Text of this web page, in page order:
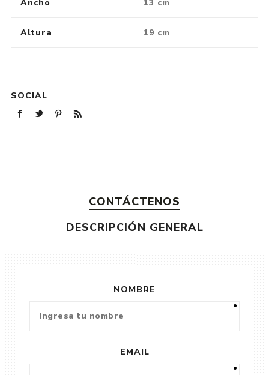
Ancho 13 cm
Altura 19 cm
SOCIAL
CONTÁCTENOS
DESCRIPCIÓN GENERAL
NOMBRE
EMAIL